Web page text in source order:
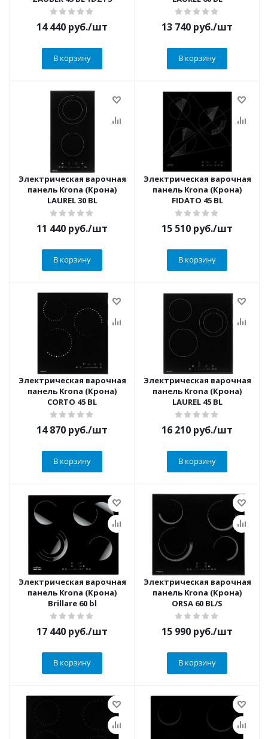
14 440 руб./шт
В корзину
13 740 руб./шт
В корзину
Электрическая варочная
панель Krona (Крона)
LAUREL 30 BL
11 440 руб./шт
В корзину
Электрическая варочная
панель Krona (Крона)
FIDATO 45 BL
15 510 руб./шт
В корзину
Электрическая варочная
панель Krona (Крона)
CORTO 45 BL
14 870 руб./шт
В корзину
Электрическая варочная
панель Krona (Крона)
LAUREL 45 BL
16 210 руб./шт
В корзину
Электрическая варочная
панель Krona (Крона)
Brillare 60 bl
17 440 руб./шт
В корзину
Электрическая варочная
панель Krona (Крона)
ORSA 60 BL/S
15 990 руб./шт
В корзину